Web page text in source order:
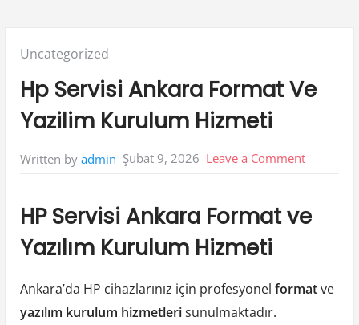
Posted
Uncategorized
Hp Servisi Ankara Format Ve
Yazilim Kurulum Hizmeti
Written by admin Şubat 9, 2026 Leave a Commenton
Ankara
Yazilim
HP Servisi Ankara Format ve
Yazılım Kurulum Hizmeti
Ankara’da HP cihazlarınız için profesyonel formatve
yazılım kurulum hizmetlerisunulmaktadır.